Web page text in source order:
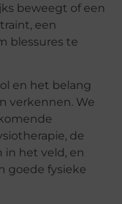
beweegt of een
een
blessures te
en het belang
verkennen. We
de
het veld, en
goede fysieke